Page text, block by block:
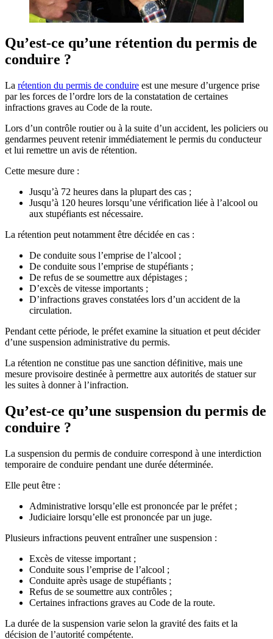
Qu’est-ce qu’une rétention du permis de
conduire ?
La rétention du permis de conduire est une mesure d’urgence prise
par les forces de l’ordre lors de la constatation de certaines
infractions graves au Code de la route.
Lors d’un contrôle routier ou à la suite d’un accident, les policiers ou
gendarmes peuvent retenir immédiatement le permis du conducteur
et lui remettre un avis de rétention.
Cette mesure dure :
Jusqu’à 72 heures dans la plupart des cas ;
Jusqu’à 120 heures lorsqu’une vérification liée à l’alcool ou
aux stupéfiants est nécessaire.
La rétention peut notamment être décidée en cas :
De conduite sous l’emprise de l’alcool ;
De conduite sous l’emprise de stupéfiants ;
De refus de se soumettre aux dépistages ;
D’excès de vitesse importants ;
D’infractions graves constatées lors d’un accident de la
circulation.
Pendant cette période, le préfet examine la situation et peut décider
d’une suspension administrative du permis.
La rétention ne constitue pas une sanction définitive, mais une
mesure provisoire destinée à permettre aux autorités de statuer sur
les suites à donner à l’infraction.
Qu’est-ce qu’une suspension du permis de
conduire ?
La suspension du permis de conduire correspond à une interdiction
temporaire de conduire pendant une durée déterminée.
Elle peut être :
Administrative lorsqu’elle est prononcée par le préfet ;
Judiciaire lorsqu’elle est prononcée par un juge.
Plusieurs infractions peuvent entraîner une suspension :
Excès de vitesse important ;
Conduite sous l’emprise de l’alcool ;
Conduite après usage de stupéfiants ;
Refus de se soumettre aux contrôles ;
Certaines infractions graves au Code de la route.
La durée de la suspension varie selon la gravité des faits et la
décision de l’autorité compétente.